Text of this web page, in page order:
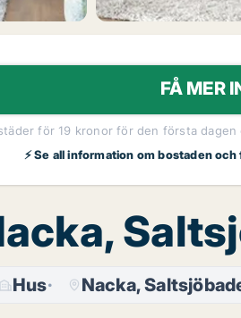
FÅ MER
för 19 kronor för den första
⚡ Se all information om bostaden
Hus Nacka,